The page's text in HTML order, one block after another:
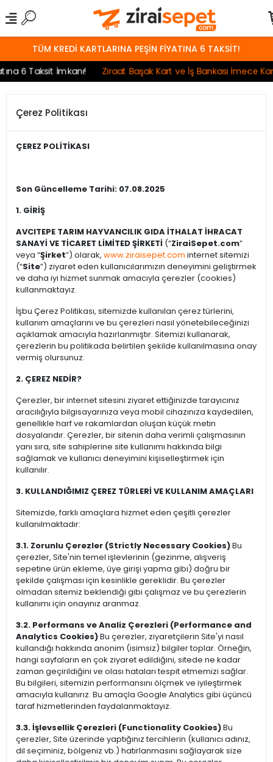
TÜM KREDİ KARTLARINA PEŞİN FİYATINA 6 TAKSİT!
6 Taksit İmkanı!
Ziraat Başak Kart ve İş Bankası İmece
Çerez Politikası
ÇEREZ POLİTİKASI
Son Güncelleme Tarihi: 07.08.2025
1. GİRİŞ
AVCITEPE TARIM HAYVANCILIK GIDA İTHALAT İHRACAT
SANAYİ VE TİCARET LİMİTED ŞİRKETİ (“ZiraiSepet.com”
veya “Şirket”) olarak, www.ziraisepet.com internet sitemizi
(“Site”) ziyaret eden kullanıcılarımızın deneyimini geliştirmek
ve daha iyi hizmet sunmak amacıyla çerezler (cookies)
kullanmaktayız.
İşbu Çerez Politikası, sitemizde kullanılan çerez türlerini,
kullanım amaçlarını ve bu çerezleri nasıl yönetebileceğinizi
açıklamak amacıyla hazırlanmıştır. Sitemizi kullanarak,
çerezlerin bu politikada belirtilen şekilde kullanılmasına onay
vermiş olursunuz.
2. ÇEREZ NEDİR?
Çerezler, bir internet sitesini ziyaret ettiğinizde tarayıcınız
aracılığıyla bilgisayarınıza veya mobil cihazınıza kaydedilen,
genellikle harf ve rakamlardan oluşan küçük metin
dosyalarıdır. Çerezler, bir sitenin daha verimli çalışmasının
yanı sıra, site sahiplerine site kullanımı hakkında bilgi
sağlamak ve kullanıcı deneyimini kişiselleştirmek için
kullanılır.
3. KULLANDIĞIMIZ ÇEREZ TÜRLERİ VE KULLANIM AMAÇLARI
Sitemizde, farklı amaçlara hizmet eden çeşitli çerezler
kullanılmaktadır:
3.1. Zorunlu Çerezler (Strictly Necessary Cookies)Bu
çerezler, Site'nin temel işlevlerinin (gezinme, alışveriş
sepetine ürün ekleme, üye girişi yapma gibi) doğru bir
şekilde çalışması için kesinlikle gereklidir. Bu çerezler
olmadan sitemiz beklendiği gibi çalışmaz ve bu çerezlerin
kullanımı için onayınız aranmaz.
3.2. Performans ve Analiz Çerezleri (Performance and
Analytics Cookies)Bu çerezler, ziyaretçilerin Site'yi nasıl
kullandığı hakkında anonim (isimsiz) bilgiler toplar. Örneğin,
hangi sayfaların en çok ziyaret edildiğini, sitede ne kadar
zaman geçirildiğini ve olası hataları tespit etmemizi sağlar.
Bu bilgileri, sitemizin performansını ölçmek ve iyileştirmek
amacıyla kullanırız. Bu amaçla Google Analytics gibi üçüncü
taraf hizmetlerinden faydalanmaktayız.
3.3. İşlevsellik Çerezleri (Functionality Cookies)Bu
çerezler, Site üzerinde yaptığınız tercihlerin (kullanıcı adınız,
dil seçiminiz, bölgeniz vb.) hatırlanmasını sağlayarak size